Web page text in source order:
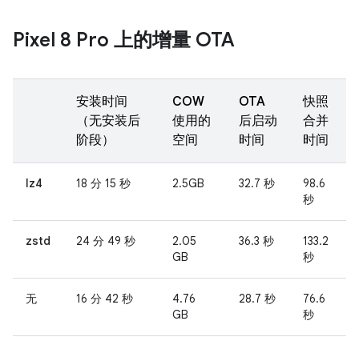
Pixel 8 Pro 上的增量 OTA
安装时间
（无安装后
阶段）
COW
使用的
空间
OTA
后启动
时间
快照
合并
时间
lz4 18 分 15 秒 2.5GB 32.7 秒
98.6
秒
zstd 24 分 49 秒
2.05
GB
36.3 秒
133.2
秒
无 16 分 42 秒
4.76
GB
28.7 秒
76.6
秒